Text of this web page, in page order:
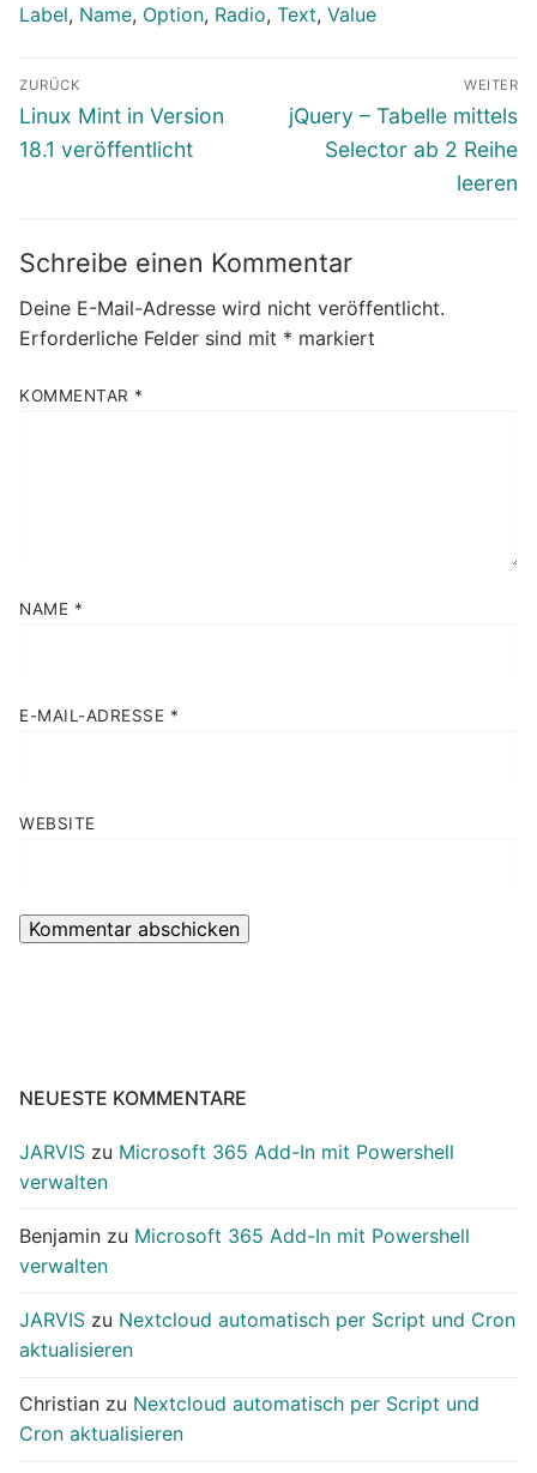
Label, Name, Option, Radio, Text, Value
Beitragsnavigation
ZURÜCK
Vorheriger
Beitrag:
Linux Mint in Version
18.1 veröffentlicht
WEITER
Nächster
Beitrag:
jQuery – Tabelle mittels
Selector ab 2 Reihe
leeren
Schreibe einen Kommentar
Deine E-Mail-Adresse wird nicht veröffentlicht.
Erforderliche Felder sind mit * markiert
KOMMENTAR *
NAME *
E-MAIL-ADRESSE *
WEBSITE
NEUESTE KOMMENTARE
JARVIS zu Microsoft 365 Add-In mit Powershell
verwalten
Benjamin zu Microsoft 365 Add-In mit Powershell
verwalten
JARVIS zu Nextcloud automatisch per Script und Cron
aktualisieren
Christian zu Nextcloud automatisch per Script und
Cron aktualisieren